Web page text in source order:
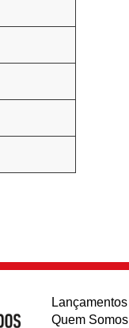
Lançamentos
Quem Somos